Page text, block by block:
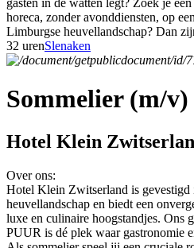
horeca, zonder avonddiensten, op
Limburgse heuvellandschap? Dan
32 urenSlenaken
Sommelier (m/v)
Hotel Klein
Over ons:
Hotel Klein Zwitserland is gevestigd
heuvellandschap en biedt een
luxe en culinaire hoogstandjes. Ons
PUUR is dé plek waar gastronomie